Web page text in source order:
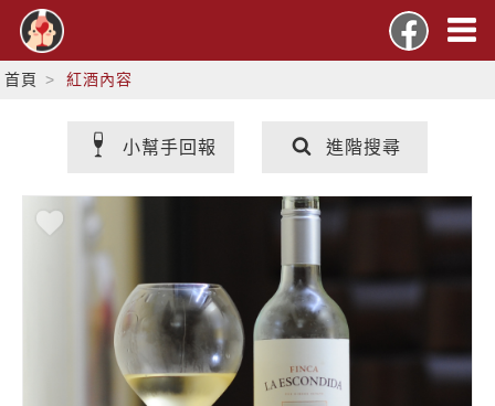
首頁 紅酒內容
小幫手回報 進階搜尋